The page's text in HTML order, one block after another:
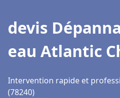
devis
eau Atlantic
Intervention rapide et
(78240)